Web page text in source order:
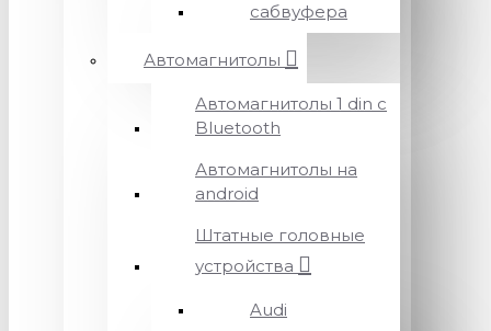
сабвуфера
Автомагнитолы
Автомагнитолы 1 din с
Bluetooth
Автомагнитолы на
android
Штатные головные
устройства
Audi